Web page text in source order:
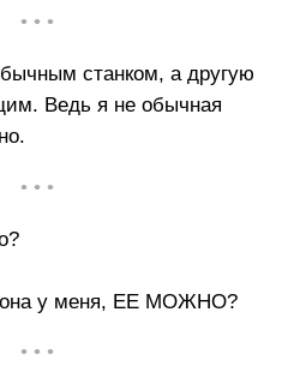
• • •
станком, а другую
Ведь я не обычная
• • •
она у меня, ЕЕ МОЖНО?
• • •